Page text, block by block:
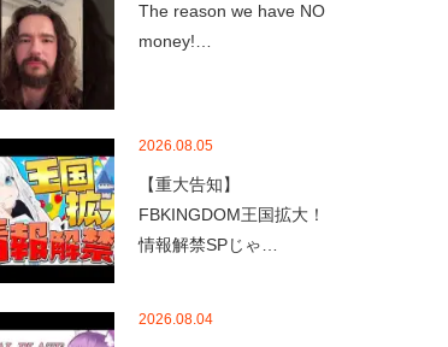
The reason we have NO
money!…
2026.08.05
【重大告知】
FBKINGDOM王国拡大！
情報解禁SPじゃ…
2026.08.04